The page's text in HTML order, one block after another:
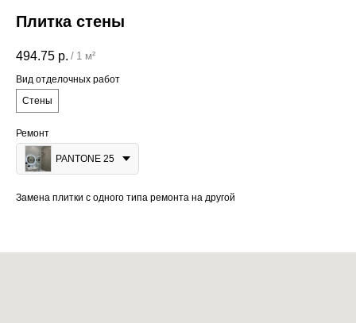
Плитка стены
494.75 р. / 1 м²
Вид отделочных работ
Стены
Ремонт
PANTONE 25
Замена плитки с одного типа ремонта на другой